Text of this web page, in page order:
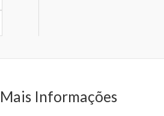
Mais Informações